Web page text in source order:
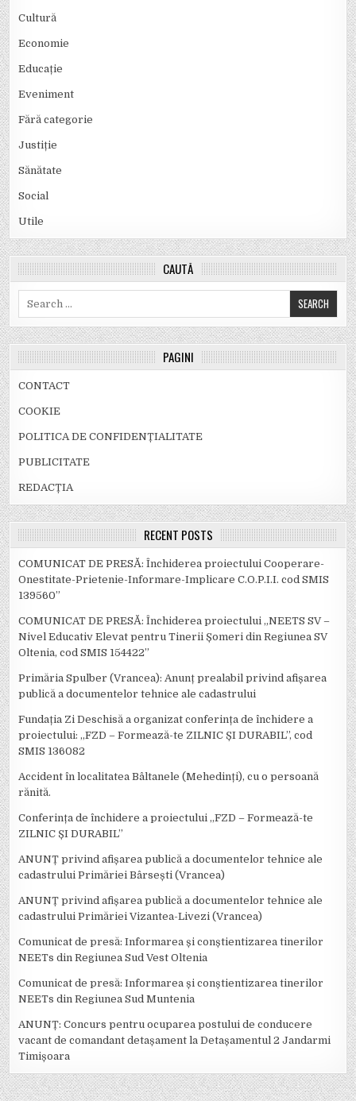
Cultură
Economie
Educație
Eveniment
Fără categorie
Justiție
Sănătate
Social
Utile
CAUTĂ
PAGINI
CONTACT
COOKIE
POLITICA DE CONFIDENȚIALITATE
PUBLICITATE
REDACȚIA
RECENT POSTS
COMUNICAT DE PRESĂ: Închiderea proiectului Cooperare-
Onestitate-Prietenie-Informare-Implicare C.O.P.I.I. cod SMIS
139560”
COMUNICAT DE PRESĂ: Închiderea proiectului „NEETS SV –
Nivel Educativ Elevat pentru Tinerii Șomeri din Regiunea SV
Oltenia, cod SMIS 154422”
Primăria Spulber (Vrancea): Anunț prealabil privind afișarea
publică a documentelor tehnice ale cadastrului
Fundația Zi Deschisă a organizat conferința de închidere a
proiectului: ,,FZD – Formează-te ZILNIC ȘI DURABIL’’, cod
SMIS 136082
Accident în localitatea Bâltanele (Mehedinți), cu o persoană
rănită.
Conferința de închidere a proiectului ,,FZD – Formează-te
ZILNIC ȘI DURABIL’’
ANUNȚ privind afișarea publică a documentelor tehnice ale
cadastrului Primăriei Bârsești (Vrancea)
ANUNȚ privind afișarea publică a documentelor tehnice ale
cadastrului Primăriei Vizantea-Livezi (Vrancea)
Comunicat de presă: Informarea și conștientizarea tinerilor
NEETs din Regiunea Sud Vest Oltenia
Comunicat de presă: Informarea și conștientizarea tinerilor
NEETs din Regiunea Sud Muntenia
ANUNȚ: Concurs pentru ocuparea postului de conducere
vacant de comandant detașament la Detașamentul 2 Jandarmi
Timișoara